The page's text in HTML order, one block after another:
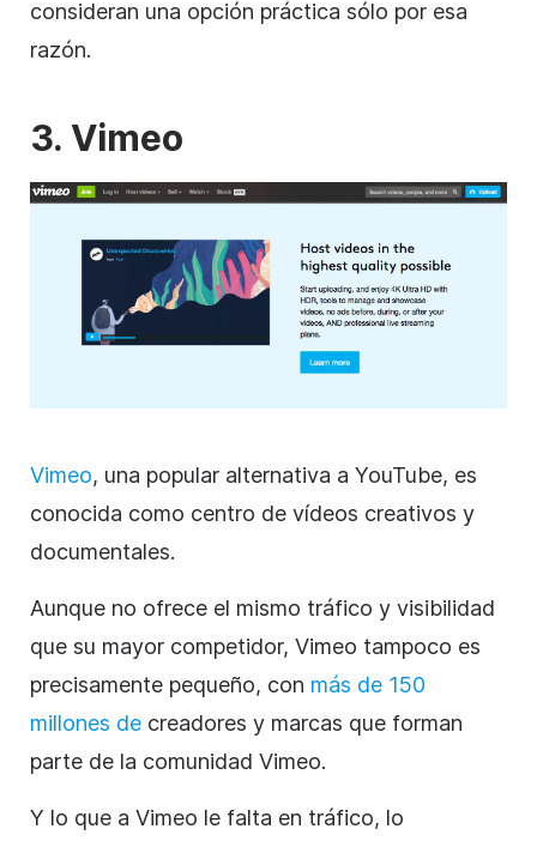
consideran una opción práctica sólo por esa
razón.
3. Vimeo
Vimeo, una popular alternativa a YouTube, es
conocida como centro de vídeos creativos y
documentales.
Aunque no ofrece el mismo tráfico y visibilidad
que su mayor competidor, Vimeo tampoco es
precisamente pequeño, con más de 150
millones de creadores y marcas que forman
parte de la comunidad Vimeo.
Y lo que a Vimeo le falta en tráfico, lo